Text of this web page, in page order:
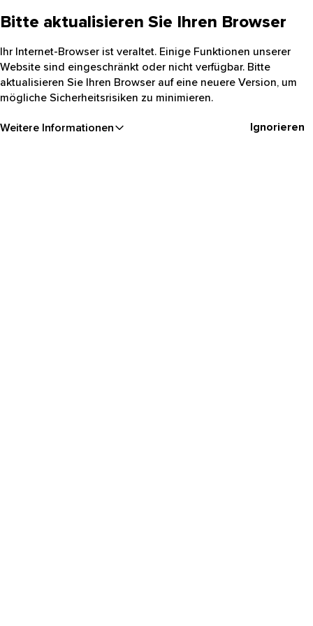
Bitte aktualisieren Sie Ihren Browser
Ihr Internet-Browser ist veraltet. Einige Funktionen unserer
Website sind eingeschränkt oder nicht verfügbar. Bitte
aktualisieren Sie Ihren Browser auf eine neuere Version, um
mögliche Sicherheitsrisiken zu minimieren.
Weitere Informationen Ignorieren